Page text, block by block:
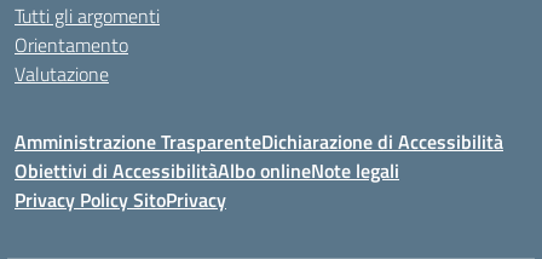
Tutti gli argomenti
Orientamento
Valutazione
Amministrazione TrasparenteDichiarazione di Accessibilità
Obiettivi di AccessibilitàAlbo onlineNote legali
Privacy Policy SitoPrivacy